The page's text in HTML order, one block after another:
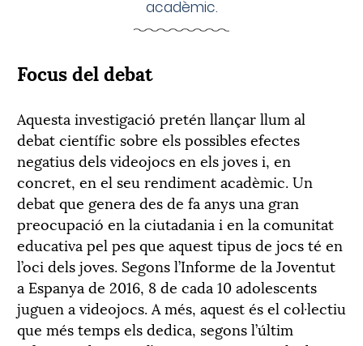
acadèmic.
Focus del debat
Aquesta investigació pretén llançar llum al
debat científic sobre els possibles efectes
negatius dels videojocs en els joves i, en
concret, en el seu rendiment acadèmic. Un
debat que genera des de fa anys una gran
preocupació en la ciutadania i en la comunitat
educativa pel pes que aquest tipus de jocs té en
l’oci dels joves. Segons l’Informe de la Joventut
a Espanya de 2016, 8 de cada 10 adolescents
juguen a videojocs. A més, aquest és el col·lectiu
que més temps els dedica, segons l’últim